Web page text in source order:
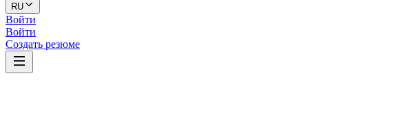
RU
Войти
Войти
Создать резюме